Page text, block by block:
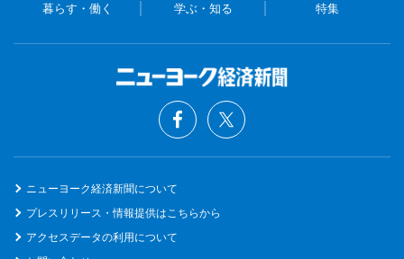
暮らす・働く 学ぶ・知る 特集
ニューヨーク経済新聞について
プレスリリース・情報提供はこちらから
アクセスデータの利用について